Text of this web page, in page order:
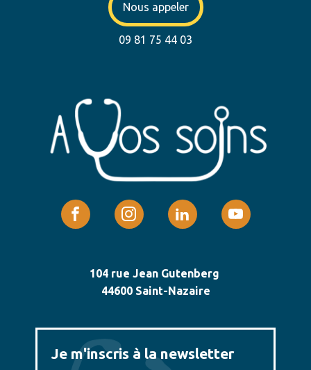
Nous appeler
09 81 75 44 03
104 rue Jean Gutenberg
44600 Saint-Nazaire
Je m'inscris à la newsletter